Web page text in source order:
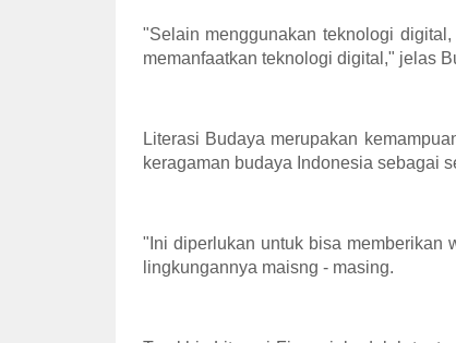
"Selain menggunakan teknologi
memanfaatkan teknologi digital," jelas
Literasi Budaya merupakan
keragaman budaya Indonesia sebagai
"Ini diperlukan untuk bisa memberikan
lingkungannya maisng - masing.